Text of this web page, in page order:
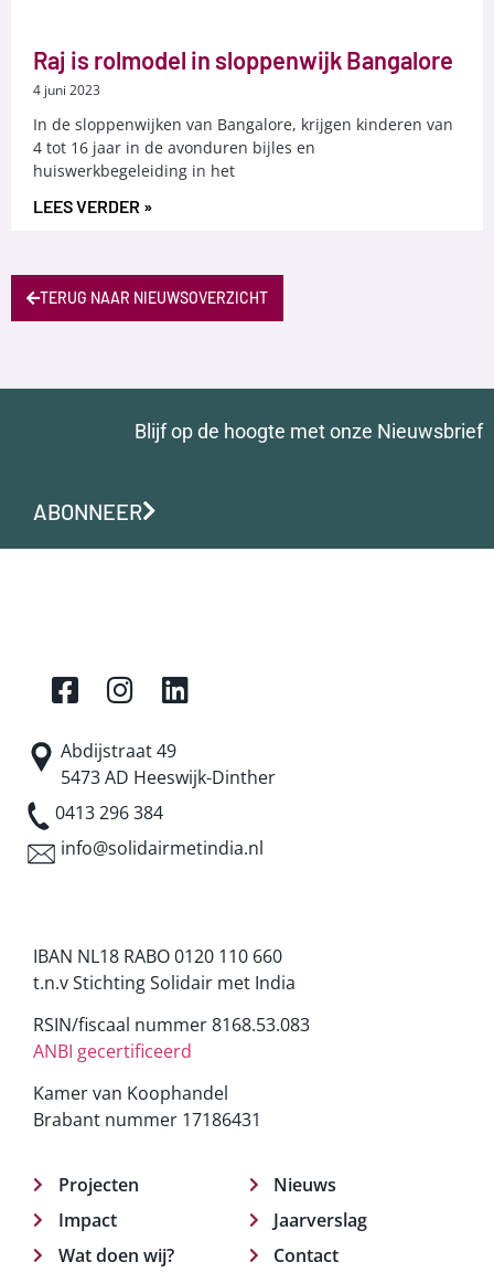
Raj is rolmodel in sloppenwijk Bangalore
4 juni 2023
In de sloppenwijken van Bangalore, krijgen kinderen van
4 tot 16 jaar in de avonduren bijles en
huiswerkbegeleiding in het
LEES VERDER »
TERUG NAAR NIEUWSOVERZICHT
Blijf op de hoogte met onze Nieuwsbrief
ABONNEER
Abdijstraat 49
5473 AD Heeswijk-Dinther
0413 296 384
info@solidairmetindia.nl
IBAN NL18 RABO 0120 110 660
t.n.v Stichting Solidair met India
RSIN/fiscaal nummer 8168.53.083
ANBI gecertificeerd
Kamer van Koophandel
Brabant nummer 17186431
Projecten
Impact
Wat doen wij?
Nieuws
Jaarverslag
Contact